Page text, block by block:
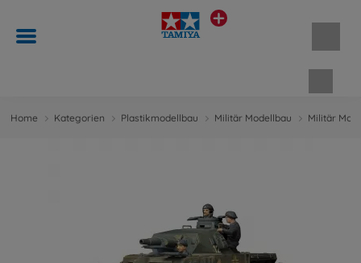
Home Kategorien Plastikmodellbau Militär Modellbau Militär